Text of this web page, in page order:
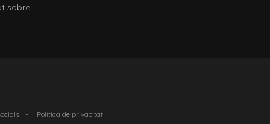
sobre
- Política de privacitat